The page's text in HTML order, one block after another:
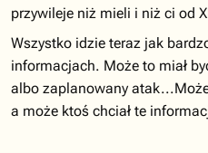
przywileje niż mieli i niż ci od
Wszystko idzie teraz jak
informacjach. Może to miał
albo zaplanowany
a może ktoś chciał te